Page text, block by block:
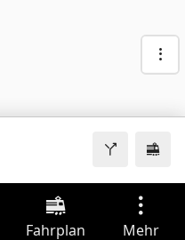
Fahrplan Mehr